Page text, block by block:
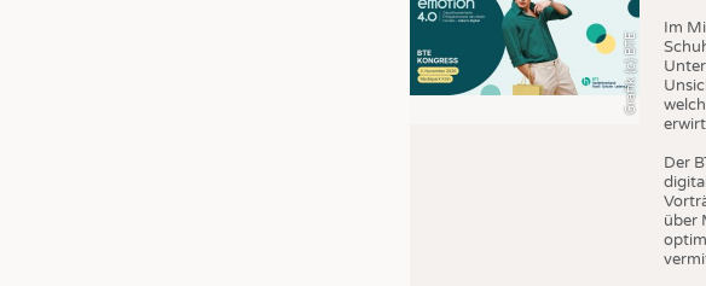
KRÜGER PERSONAL HEADHUNTING
DTV
Grafik (c) BTE
Im
Der
über